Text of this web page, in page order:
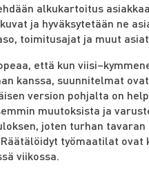
alkukartoitus
ja hyväksytetään ne
toimitusajat ja muut
että kun
kanssa, suunnitelmat
version pohjalta on
muutoksista ja
joten turhan tavaran
työmaatilat ovat
viikossa.